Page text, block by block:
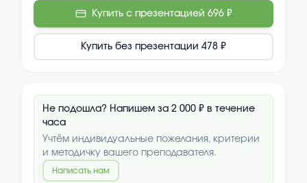
Купить с презентацией 696 ₽
Купить без презентации 478 ₽
Не подошла? Напишем за 2 000 ₽ в течение
часа
Учтём индивидуальные пожелания, критерии
и методичку вашего преподавателя.
Написать нам